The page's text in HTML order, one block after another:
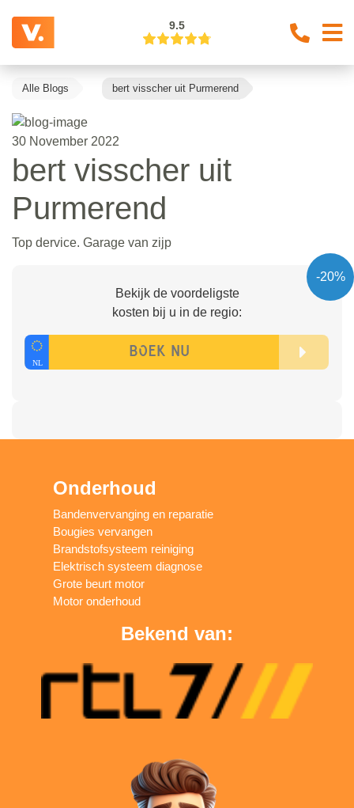
9.5
Alle Blogs bert visscher uit Purmerend
30 November 2022
bert visscher uit
Purmerend
Top dervice. Garage van zijp
-20%
Bekijk de voordeligste
kosten bij u in de regio:
Onderhoud
Bandenvervanging en reparatie
Bougies vervangen
Brandstofsysteem reiniging
Elektrisch systeem diagnose
Grote beurt motor
Motor onderhoud
Bekend van: